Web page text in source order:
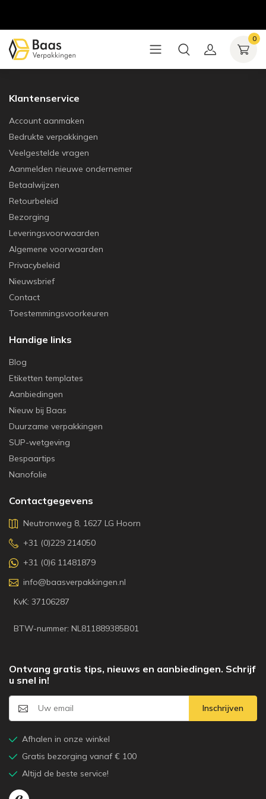
0
Klantenservice
Account aanmaken
Bedrukte verpakkingen
Veelgestelde vragen
Aanmelden nieuwe ondernemer
Betaalwijzen
Retourbeleid
Bezorging
Leveringsvoorwaarden
Algemene voorwaarden
Privacybeleid
Nieuwsbrief
Contact
Toestemmingsvoorkeuren
Handige links
Blog
Etiketten templates
Aanbiedingen
Nieuw bij Baas
Duurzame verpakkingen
SUP-wetgeving
Bespaartips
Nanofolie
Contactgegevens
Neutronweg 8, 1627 LG Hoorn
+31 (0)229 214050
+31 (0)6 11481879
info@baasverpakkingen.nl
KvK: 37106287
BTW-nummer: NL811889385B01
Ontvang gratis tips, nieuws en aanbiedingen. Schrijf
u snel in!
Inschrijven
Afhalen in onze winkel
Gratis bezorging vanaf € 100
Altijd de beste service!